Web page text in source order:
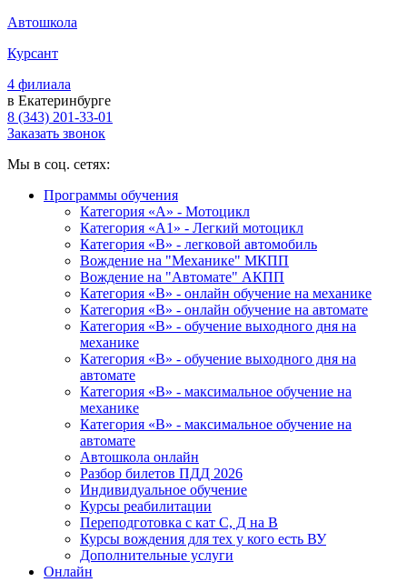
Автошкола
Курсант
4 филиала
в Екатеринбурге
8 (343) 201-33-01
Заказать звонок
Мы в соц. сетях:
Программы обучения
Категория «А» - Мотоцикл
Категория «A1» - Легкий мотоцикл
Категория «B» - легковой автомобиль
Вождение на "Механике" МКПП
Вождение на "Автомате" АКПП
Категория «B» - онлайн обучение на механике
Категория «B» - онлайн обучение на автомате
Категория «B» - обучение выходного дня на
механике
Категория «B» - обучение выходного дня на
автомате
Категория «B» - максимальное обучение на
механике
Категория «B» - максимальное обучение на
автомате
Автошкола онлайн
Разбор билетов ПДД 2026
Индивидуальное обучение
Курсы реабилитации
Переподготовка с кат С, Д на В
Курсы вождения для тех у кого есть ВУ
Дополнительные услуги
Онлайн